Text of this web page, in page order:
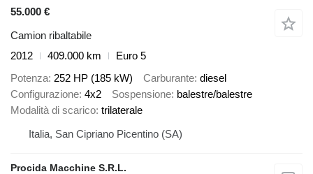
55.000 €
Camion ribaltabile
2012
409.000 km
Euro 5
Potenza 252 HP (185 kW) Carburante diesel
Configurazione 4x2 Sospensione balestre/balestre
Modalità di scarico trilaterale
Italia, San Cipriano Picentino (SA)
Procida Macchine S.R.L.